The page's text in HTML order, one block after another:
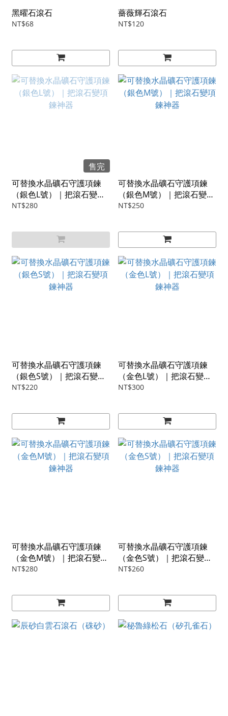
黑曜石滾石
NT$68
薔薇輝石滾石
NT$120
售完
可替換水晶礦石守護項鍊
（銀色L號）｜把滾石變項
鍊神器
NT$280
可替換水晶礦石守護項鍊
（銀色M號）｜把滾石變項
鍊神器
NT$250
可替換水晶礦石守護項鍊
（銀色S號）｜把滾石變項
鍊神器
NT$220
可替換水晶礦石守護項鍊
（金色L號）｜把滾石變項
鍊神器
NT$300
可替換水晶礦石守護項鍊
（金色M號）｜把滾石變項
鍊神器
NT$280
可替換水晶礦石守護項鍊
（金色S號）｜把滾石變項
鍊神器
NT$260